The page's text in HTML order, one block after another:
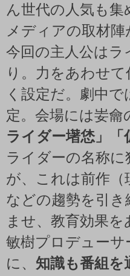
ん世代の人気も
メディアの取材
今回の主人公は
り。力をあわせ
く設定だ。劇中
定。会場には妛龠
ライダー墸恷」「
ライダーの名称
が、これは前作（
などの趨勢を引
ませ、教育効果
敏樹プロデューサ
に、 知識も番組